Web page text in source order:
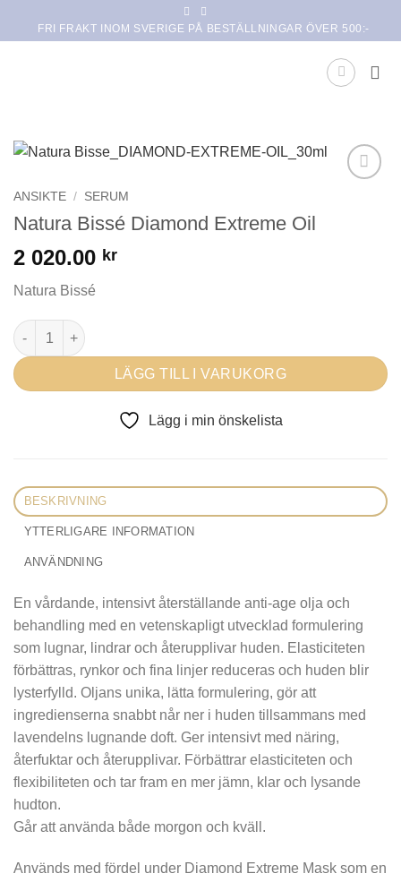
FRI FRAKT INOM SVERIGE PÅ BESTÄLLNINGAR ÖVER 500:-
ANSIKTE / SERUM
Natura Bissé Diamond Extreme Oil
2 020.00 kr
Natura Bissé
Natura Bissé Diamond Extreme Oil mängd
LÄGG TILL I VARUKORG
Lägg i min önskelista
BESKRIVNING
YTTERLIGARE INFORMATION
ANVÄNDNING
En vårdande, intensivt återställande anti-age olja och
behandling med en vetenskapligt utvecklad formulering
som lugnar, lindrar och återupplivar huden. Elasticiteten
förbättras, rynkor och fina linjer reduceras och huden blir
lysterfylld. Oljans unika, lätta formulering, gör att
ingredienserna snabbt når ner i huden tillsammans med
lavendelns lugnande doft. Ger intensivt med näring,
återfuktar och återupplivar. Förbättrar elasticiteten och
flexibiliteten och tar fram en mer jämn, klar och lysande
hudton.
Går att använda både morgon och kväll.
Används med fördel under Diamond Extreme Mask som en